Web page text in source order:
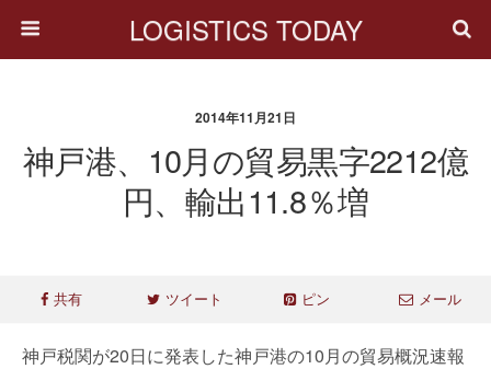
LOGISTICS TODAY
2014年11月21日
神戸港、10月の貿易黒字2212億
円、輸出11.8％増
共有 ツイート ピン メール
神戸税関が20日に発表した神戸港の10月の貿易概況速報